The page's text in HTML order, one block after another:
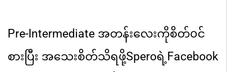
Pre-Intermediate အတန်းလေးကိုစိတ်၀င်
စားပြီး အသေးစိတ်သိရဖို့Speroရဲ့ Facebook